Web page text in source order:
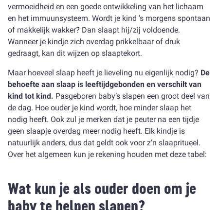
vermoeidheid en een goede ontwikkeling van het lichaam
en het immuunsysteem. Wordt je kind ’s morgens spontaan
of makkelijk wakker? Dan slaapt hij/zij voldoende.
Wanneer je kindje zich overdag prikkelbaar of druk
gedraagt, kan dit wijzen op slaaptekort.
Maar hoeveel slaap heeft je lieveling nu eigenlijk nodig? De
behoefte aan slaap is leeftijdgebonden en verschilt van
kind tot kind. Pasgeboren baby’s slapen een groot deel van
de dag. Hoe ouder je kind wordt, hoe minder slaap het
nodig heeft. Ook zul je merken dat je peuter na een tijdje
geen slaapje overdag meer nodig heeft. Elk kindje is
natuurlijk anders, dus dat geldt ook voor z’n slaapritueel.
Over het algemeen kun je rekening houden met deze tabel:
Wat kun je als ouder doen om je